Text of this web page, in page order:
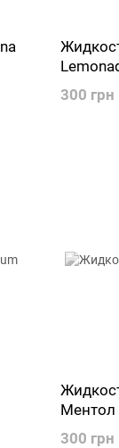
300 грн
Ментол
300 грн